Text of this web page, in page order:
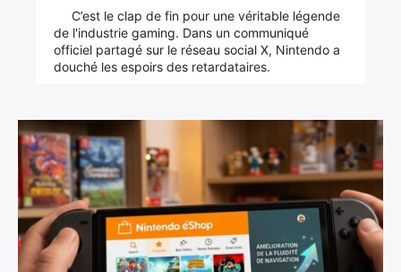
C’est le clap de fin pour une véritable légende
de l'industrie gaming. Dans un communiqué
officiel partagé sur le réseau social X, Nintendo a
douché les espoirs des retardataires.